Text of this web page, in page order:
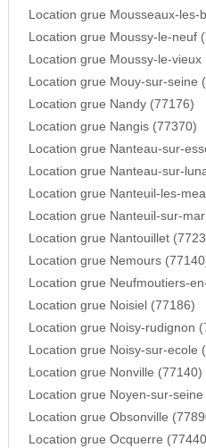
Location grue Mousseaux-les-
Location grue Moussy-le-neuf
Location grue Moussy-le-vieux
Location grue Mouy-sur-seine
Location grue Nandy (77176)
Location grue Nangis (77370)
Location grue Nanteau-sur-
Location grue Nanteau-sur-
Location grue Nanteuil-les-
Location grue Nanteuil-sur-
Location grue Nantouillet
Location grue Nemours
Location grue Neufmoutiers-
Location grue Noisiel (77186)
Location grue Noisy-rudignon
Location grue Noisy-sur-ecole
Location grue Nonville (77140)
Location grue Noyen-sur-seine
Location grue Obsonville
Location grue Ocquerre